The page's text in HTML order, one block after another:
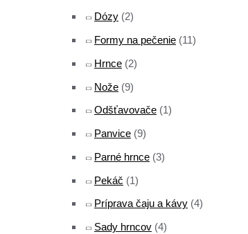
Dózy (2)
Formy na pečenie (11)
Hrnce (2)
Nože (9)
Odšťavovače (1)
Panvice (9)
Parné hrnce (3)
Pekáč (1)
Príprava čaju a kávy (4)
Sady hrncov (4)